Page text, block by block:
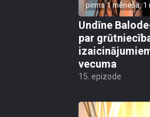
pirms 1 mēneša, 1
Undīne
par
vecuma
15. epizode